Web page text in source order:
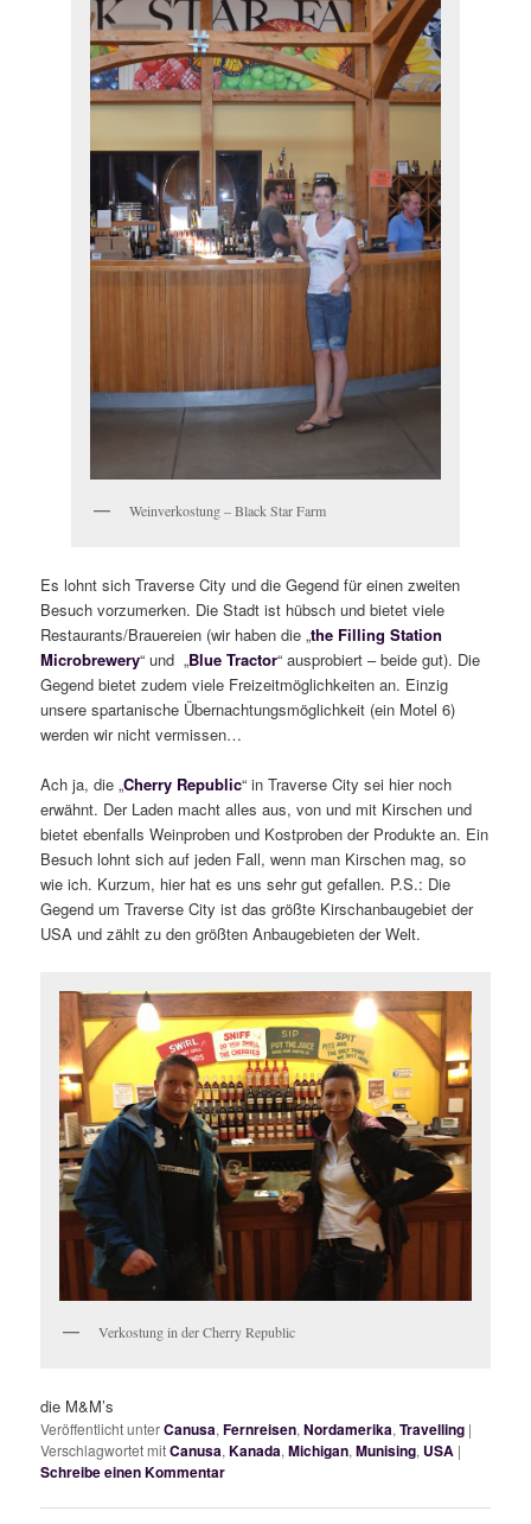
Weinverkostung – Black Star Farm
Es lohnt sich Traverse City und die Gegend für einen zweiten
Besuch vorzumerken. Die Stadt ist hübsch und bietet viele
Restaurants/Brauereien (wir haben die „the Filling Station
Microbrewery“ und „Blue Tractor“ ausprobiert – beide gut). Die
Gegend bietet zudem viele Freizeitmöglichkeiten an. Einzig
unsere spartanische Übernachtungsmöglichkeit (ein Motel 6)
werden wir nicht vermissen…
Ach ja, die „Cherry Republic“ in Traverse City sei hier noch
erwähnt. Der Laden macht alles aus, von und mit Kirschen und
bietet ebenfalls Weinproben und Kostproben der Produkte an. Ein
Besuch lohnt sich auf jeden Fall, wenn man Kirschen mag, so
wie ich. Kurzum, hier hat es uns sehr gut gefallen. P.S.: Die
Gegend um Traverse City ist das größte Kirschanbaugebiet der
USA und zählt zu den größten Anbaugebieten der Welt.
Verkostung in der Cherry Republic
die M&M’s
Veröffentlicht unterCanusa,Fernreisen,Nordamerika,Travelling |
Verschlagwortet mitCanusa,Kanada,Michigan,Munising, USA |
Schreibe einen Kommentar